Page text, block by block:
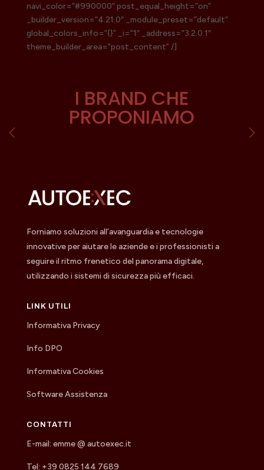
navi_color=”#990000″ post_equal_height=”on”
_builder_version=”4.21.0″ _module_preset=”default”
global_colors_info=”{}” _i=”1″ _address=”3.2.0.1″
theme_builder_area=”post_content” /]
I BRAND CHE
PROPONIAMO
Forniamo soluzioni all’avanguardia e tecnologie
innovative per aiutare le aziende e i professionisti a
seguire il ritmo frenetico del panorama digitale,
utilizzando i sistemi di sicurezza più efficaci.
LINK UTILI
Informativa Privacy
Info DPO
Informativa Cookies
Software Assistenza
CONTATTI
E-mail: emme @ autoexec.it
Tel: +39 0825 144 7689